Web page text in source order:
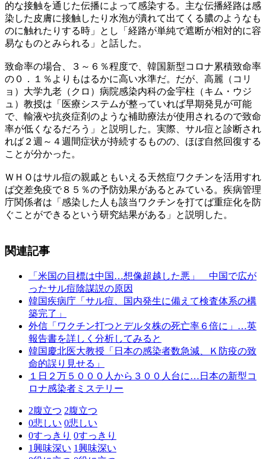
的な接触を通じた伝播によって感染する。主な伝播経路は感
染した皮膚に接触したり水泡が潰れて出てくる膿のようなも
のに触れたりする時」とし「経路が単純で遮断が相対的に容
易なものとみられる」と話した。
致命率の場合、３～６％程度で、韓国新型コロナ累積致命率
の０．１％よりもはるかに高い水準だ。だが、高麗（コリ
ョ）大学九老（クロ）病院感染内科の金宇柱（キム・ウジ
ュ）教授は「医療システムが整っていれば早期発見が可能
で、輸液や抗炎症剤のような補助療法が使用されるので致命
率が低くなるだろう」と説明した。実際、サル痘と診断され
れば２週～４週間症状が持続するものの、ほぼ自然回復する
ことが分かった。
ＷＨＯはサル痘の親戚ともいえる天然痘ワクチンを活用すれ
ば交差免疫で８５％の予防効果があるとみている。疾病管理
庁関係者は「感染した人も該当ワクチンを打てば重症化を防
ぐことができるという研究結果がある」と説明した。
関連記事
「米国の目標は中国…想像超越した悪」 中国で広が
ったサル痘陰謀説の原因
韓国疾病庁「サル痘、国内発生に備えて検査体系の構
築完了」
外信「ワクチン打つとデルタ株の死亡率６倍に」…英
報告書を詳しく分析してみると
韓国慶北医大教授「日本の感染者数急減、Ｋ防疫の致
命的誤り見せる」
１日２万５０００人から３００人台に…日本の新型コ
ロナ感染者ミステリー
2腹立つ 2腹立つ
0悲しい 0悲しい
0すっきり 0すっきり
1興味深い 1興味深い